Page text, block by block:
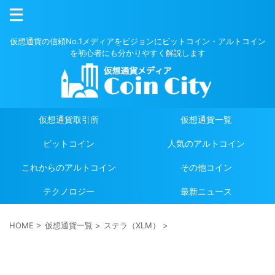
仮想通貨の信頼No.1メディアをビジョンにビットコイン・アルトコイン
を初心者にも分かりやすく解説します
仮想通貨取引所 仮想通貨一覧
ビットコイン 人気のアルトコイン
これからのアルトコイン その他コイン
テクノロジー 最新ニュース
HOME > 仮想通貨一覧 > ステラ（XLM） >